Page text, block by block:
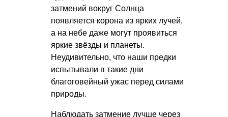
затмений вокруг Солнца
появляется корона из ярких лучей,
а на небе даже могут проявиться
яркие звёзды и планеты.
Неудивительно, что наши предки
испытывали в такие дни
благоговейный ужас перед силами
природы.
Наблюдать затмение лучше через